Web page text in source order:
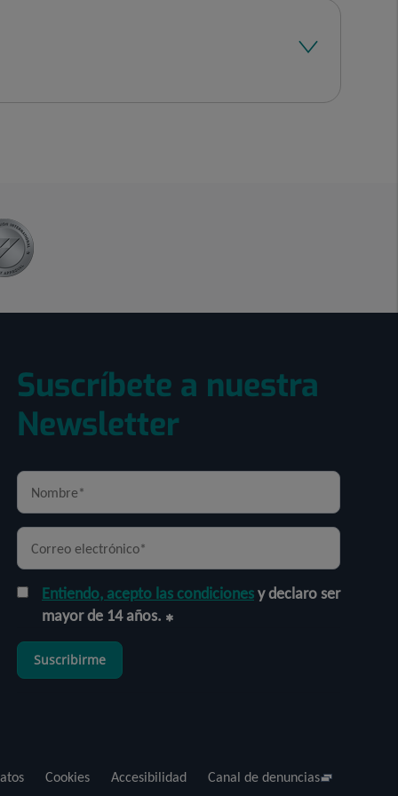
Suscríbete a nuestra
Newsletter
Entiendo, acepto las condicionesy declaro ser
mayor de 14 años.
Suscribirme
Cookies Accesibilidad Canal de denuncias